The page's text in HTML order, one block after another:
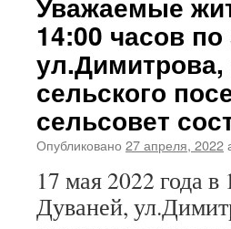
14:00 часов
сельского
сельсовет
Опубликовано 27 апреля, 2022
17 мая 2022 года
Дуваней,